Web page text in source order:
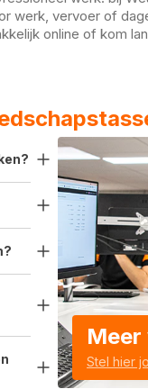
werk, vervoer of
online of kom
zijn,
Meer
Stel hier